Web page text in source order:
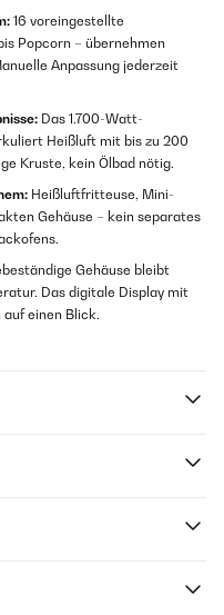
16 voreingestellte
Popcorn – übernehmen
Anpassung jederzeit
Das 1.700-Watt-
Heißluft mit bis zu 200
Kruste, kein Ölbad nötig.
Heißluftfritteuse, Mini-
Gehäuse – kein separates
Gehäuse bleibt
Das digitale Display mit
einen Blick.